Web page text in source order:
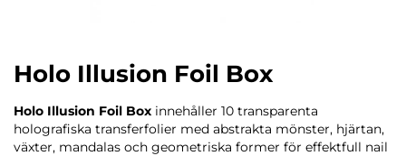
Holo Illusion Foil Box
Holo Illusion Foil Box innehåller 10 transparenta
holografiska transferfolier med abstrakta mönster, hjärtan,
växter, mandalas och geometriska former för effektfull nail